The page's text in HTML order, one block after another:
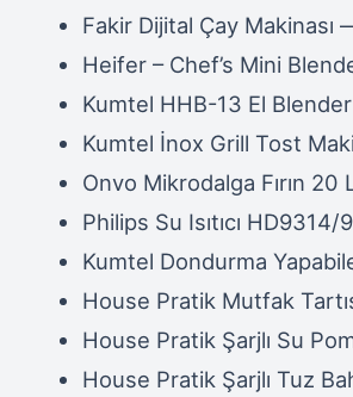
Fakir Dijital Çay Makinası
Heifer – Chef’s Mini
Kumtel HHB-13 El
Kumtel İnox Grill Tost
Onvo Mikrodalga Fırın
Philips Su Isıtıcı
Kumtel Dondurma
House Pratik Mutfak
House Pratik Şarjlı Su
House Pratik Şarjlı Tuz